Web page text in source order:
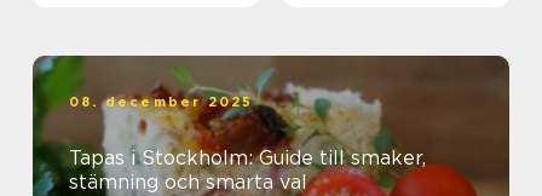
08. december 2025
Tapas i Stockholm: Guide till smaker,
stämning och smarta val